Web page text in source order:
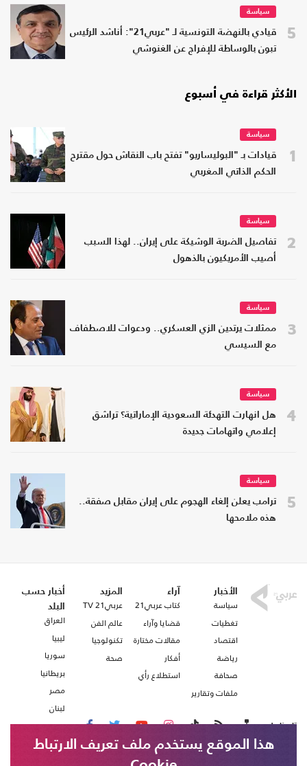
5
سياسة
قيادي بالنهضة التونسية لـ "عربي21": أناشد الرئيس
تبون بالوساطة للإفراج عن الغنوشي
الأكثر قراءة في أسبوع
1
سياسة
قيادات بـ "البوليساريو" تفتح باب النقاش حول مقترح
الحكم الذاتي المغربي
2
سياسة
تفاصيل الضربة الوشيكة على إيران.. لهذا السبب
أصيب الأمريكيون بالذهول
3
سياسة
ممثلات يرتدين الزي العسكري.. ودعوات للاصطفاف
مع السيسي
4
سياسة
هل انهارت التهدئة السعودية الإماراتية؟ تراشق
إعلامي واتهامات جديدة
5
سياسة
ترامب يعلن إلغاء الهجوم على إيران مقابل صفقة..
هذه ملامحها
الأخبار
سياسة
تغطيات
اقتصاد
رياضة
صحافة
ملفات وتقارير
آراء
كتاب عربي21
قضايا وآراء
مقالات مختارة
أفكار
استطلاع رأي
المزيد
عربي21 TV
عالم الفن
تكنولوجيا
صحة
أخبار حسب
البلد
العراق
ليبيا
سوريا
بريطانيا
مصر
لبنان
تابعنا على
هذا الموقع يستخدم ملف تعريف الارتباط